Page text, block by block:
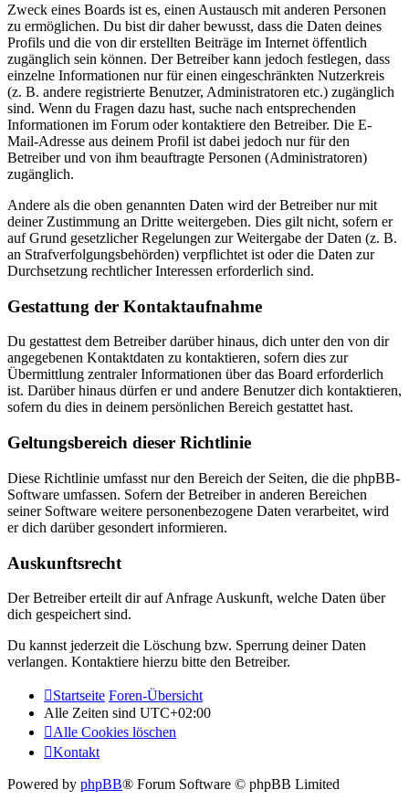
Zweck eines Boards ist es, einen Austausch mit anderen Personen
zu ermöglichen. Du bist dir daher bewusst, dass die Daten deines
Profils und die von dir erstellten Beiträge im Internet öffentlich
zugänglich sein können. Der Betreiber kann jedoch festlegen, dass
einzelne Informationen nur für einen eingeschränkten Nutzerkreis
(z. B. andere registrierte Benutzer, Administratoren etc.) zugänglich
sind. Wenn du Fragen dazu hast, suche nach entsprechenden
Informationen im Forum oder kontaktiere den Betreiber. Die E-
Mail-Adresse aus deinem Profil ist dabei jedoch nur für den
Betreiber und von ihm beauftragte Personen (Administratoren)
zugänglich.
Andere als die oben genannten Daten wird der Betreiber nur mit
deiner Zustimmung an Dritte weitergeben. Dies gilt nicht, sofern er
auf Grund gesetzlicher Regelungen zur Weitergabe der Daten (z. B.
an Strafverfolgungsbehörden) verpflichtet ist oder die Daten zur
Durchsetzung rechtlicher Interessen erforderlich sind.
Gestattung der Kontaktaufnahme
Du gestattest dem Betreiber darüber hinaus, dich unter den von dir
angegebenen Kontaktdaten zu kontaktieren, sofern dies zur
Übermittlung zentraler Informationen über das Board erforderlich
ist. Darüber hinaus dürfen er und andere Benutzer dich kontaktieren,
sofern du dies in deinem persönlichen Bereich gestattet hast.
Geltungsbereich dieser Richtlinie
Diese Richtlinie umfasst nur den Bereich der Seiten, die die phpBB-
Software umfassen. Sofern der Betreiber in anderen Bereichen
seiner Software weitere personenbezogene Daten verarbeitet, wird
er dich darüber gesondert informieren.
Auskunftsrecht
Der Betreiber erteilt dir auf Anfrage Auskunft, welche Daten über
dich gespeichert sind.
Du kannst jederzeit die Löschung bzw. Sperrung deiner Daten
verlangen. Kontaktiere hierzu bitte den Betreiber.
Startseite Foren-Übersicht
Alle Zeiten sind UTC+02:00
Alle Cookies löschen
Kontakt
Powered by phpBB® Forum Software © phpBB Limited